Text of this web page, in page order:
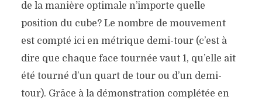
de la manière optimale n’importe quelle
position du cube? Le nombre de mouvement
est compté ici en métrique demi-tour (c’est à
dire que chaque face tournée vaut 1, qu’elle ait
été tourné d’un quart de tour ou d’un demi-
tour). Grâce à la démonstration complétée en